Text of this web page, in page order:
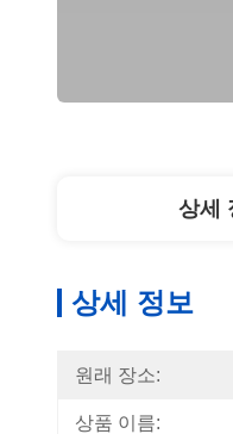
상세
상세 정보
원래 장소:
상품 이름: